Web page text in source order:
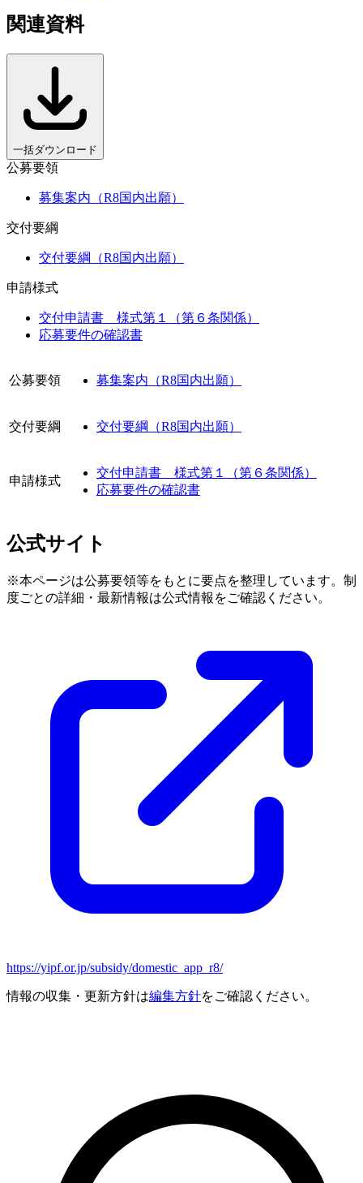
関連資料
一括ダウンロード
公募要領
募集案内（R8国内出願）
交付要綱
交付要綱（R8国内出願）
申請様式
交付申請書 様式第１（第６条関係）
応募要件の確認書
公募要領 募集案内（R8国内出願）
交付要綱 交付要綱（R8国内出願）
申請様式
交付申請書 様式第１（第６条関係）
応募要件の確認書
公式サイト
※本ページは公募要領等をもとに要点を整理しています。制
度ごとの詳細・最新情報は公式情報をご確認ください。
https://yipf.or.jp/subsidy/domestic_app_r8/
情報の収集・更新方針は編集方針をご確認ください。